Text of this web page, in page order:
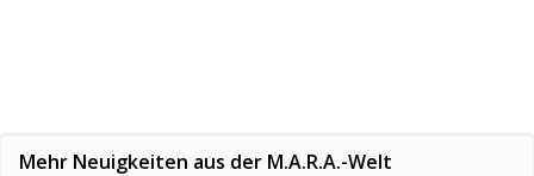
Mehr Neuigkeiten aus der M.A.R.A.-Welt